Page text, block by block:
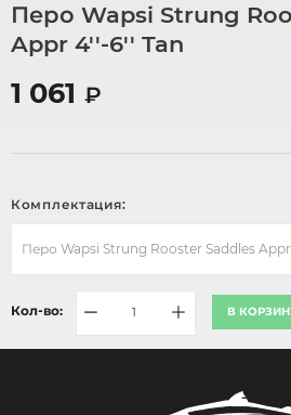
Перо Wapsi Strung
Appr 4''-6'' Tan
1 061 ₽
Комплектация:
Перо Wapsi Strung Rooster Saddles
Кол-во: В